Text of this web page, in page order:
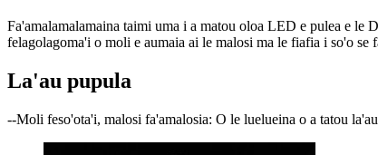
Fa'amalamalamaina taimi uma i a matou oloa LED e pulea e le
felagolagoma'i o moli e aumaia ai le malosi ma le fiafia i so'o se
La'au pupula
--Moli feso'ota'i, malosi fa'amalosia: O le luelueina o a tatou